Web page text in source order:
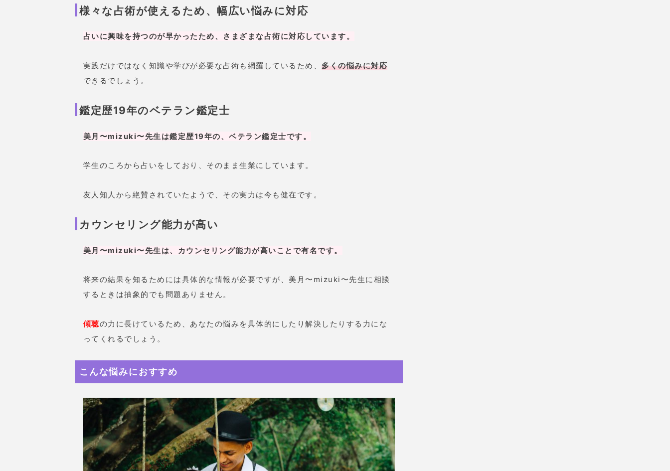
様々な占術が使えるため、幅広い悩みに対応
占いに興味を持つのが早かったため、さまざまな占術に対応しています。
実践だけではなく知識や学びが必要な占術も網羅しているため、 多くの悩みに対応
できるでしょう。
鑑定歴19年のベテラン鑑定士
美月〜mizuki〜先生は鑑定歴19年の、ベテラン鑑定士です。
学生のころから占いをしており、そのまま生業にしています。
友人知人から絶賛されていたようで、その実力は今も健在です。
カウンセリング能力が高い
美月〜mizuki〜先生は、カウンセリング能力が高いことで有名です。
将来の結果を知るためには具体的な情報が必要ですが、美月〜mizuki〜先生に相談
するときは抽象的でも問題ありません。
傾聴の力に長けているため、あなたの悩みを具体的にしたり解決したりする力にな
ってくれるでしょう。
こんな悩みにおすすめ